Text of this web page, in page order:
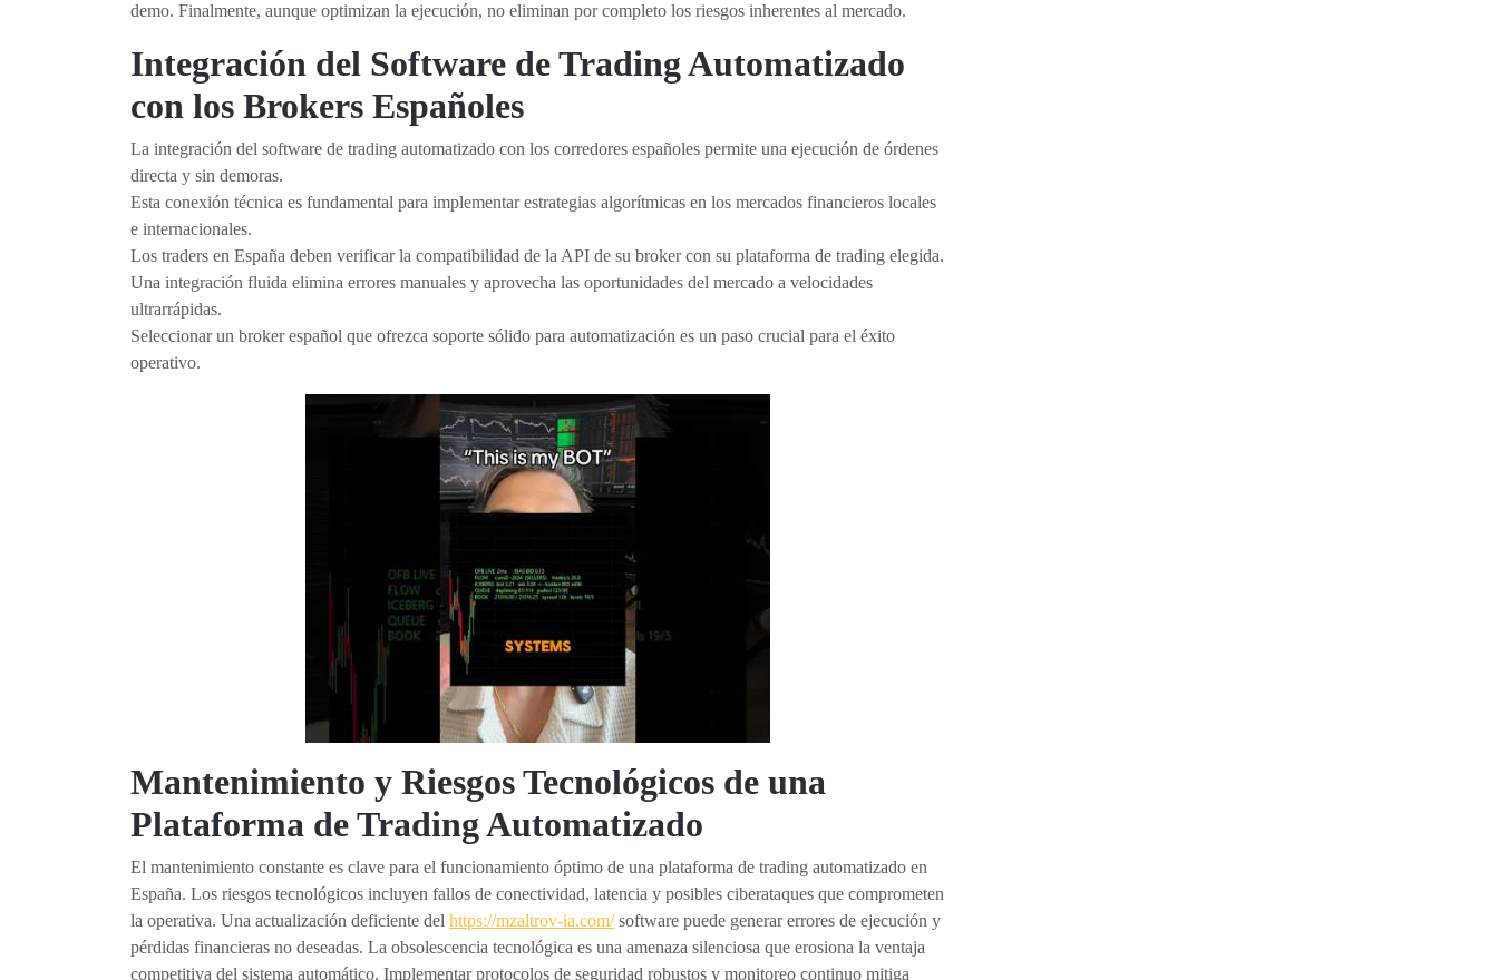
demo. Finalmente, aunque optimizan la ejecución, no eliminan por completo los riesgos inherentes al mercado.
Integración del Software de Trading Automatizado
con los Brokers Españoles
La integración del software de trading automatizado con los corredores españoles permite una ejecución de órdenes
directa y sin demoras.
Esta conexión técnica es fundamental para implementar estrategias algorítmicas en los mercados financieros locales
e internacionales.
Los traders en España deben verificar la compatibilidad de la API de su broker con su plataforma de trading elegida.
Una integración fluida elimina errores manuales y aprovecha las oportunidades del mercado a velocidades
ultrarrápidas.
Seleccionar un broker español que ofrezca soporte sólido para automatización es un paso crucial para el éxito
operativo.
Mantenimiento y Riesgos Tecnológicos de una
Plataforma de Trading Automatizado
El mantenimiento constante es clave para el funcionamiento óptimo de una plataforma de trading automatizado en
España. Los riesgos tecnológicos incluyen fallos de conectividad, latencia y posibles ciberataques que comprometen
la operativa. Una actualización deficiente del https://mzaltrov-ia.com/software puede generar errores de ejecución y
pérdidas financieras no deseadas. La obsolescencia tecnológica es una amenaza silenciosa que erosiona la ventaja
competitiva del sistema automático. Implementar protocolos de seguridad robustos y monitoreo continuo mitiga